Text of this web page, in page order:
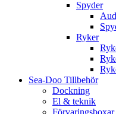
Spyder
Ryker
Sea-Doo Tillbehör
Dockning
El & teknik
Förvaringsboxar